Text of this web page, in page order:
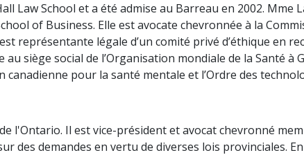
Law School et a été admise au Barreau en 2002.
of Business. Elle est avocate chevronnée à la
représentante légale d’un comité privé d’éthique en
siège social de l’Organisation mondiale de la Santé
canadienne pour la santé mentale et l’Ordre des
l'Ontario. Il est vice-président et avocat chevronné
des demandes en vertu de diverses lois provinciales.